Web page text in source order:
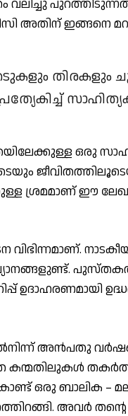
വലിച്ചു
അതിന് ഇങ്ങനെ
തിരകളും
ഒരു
ശ്രമമാണ് ഈ
ഉദാഹരണമായി
അന്‍പതു
കന്മതിലുകള്‍
ഒരു ബാലിക –
അവര്‍